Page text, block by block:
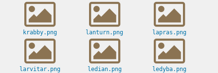
krabby.png lanturn.png lapras.png
larvitar.png ledian.png ledyba.png